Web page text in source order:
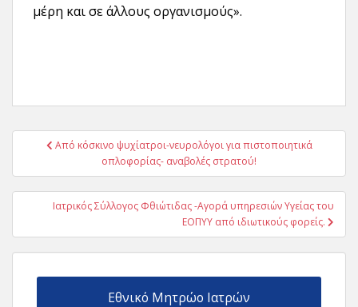
μέρη και σε άλλους οργανισμούς».
Πλοήγηση
Από κόσκινο ψυχίατροι-νευρολόγοι για πιστοποιητικά
οπλοφορίας- αναβολές στρατού!
Ιατρικός Σύλλογος Φθιώτιδας -Αγορά υπηρεσιών Υγείας του
ΕΟΠΥΥ από ιδιωτικούς φορείς.
Εθνικό Μητρώο Ιατρών